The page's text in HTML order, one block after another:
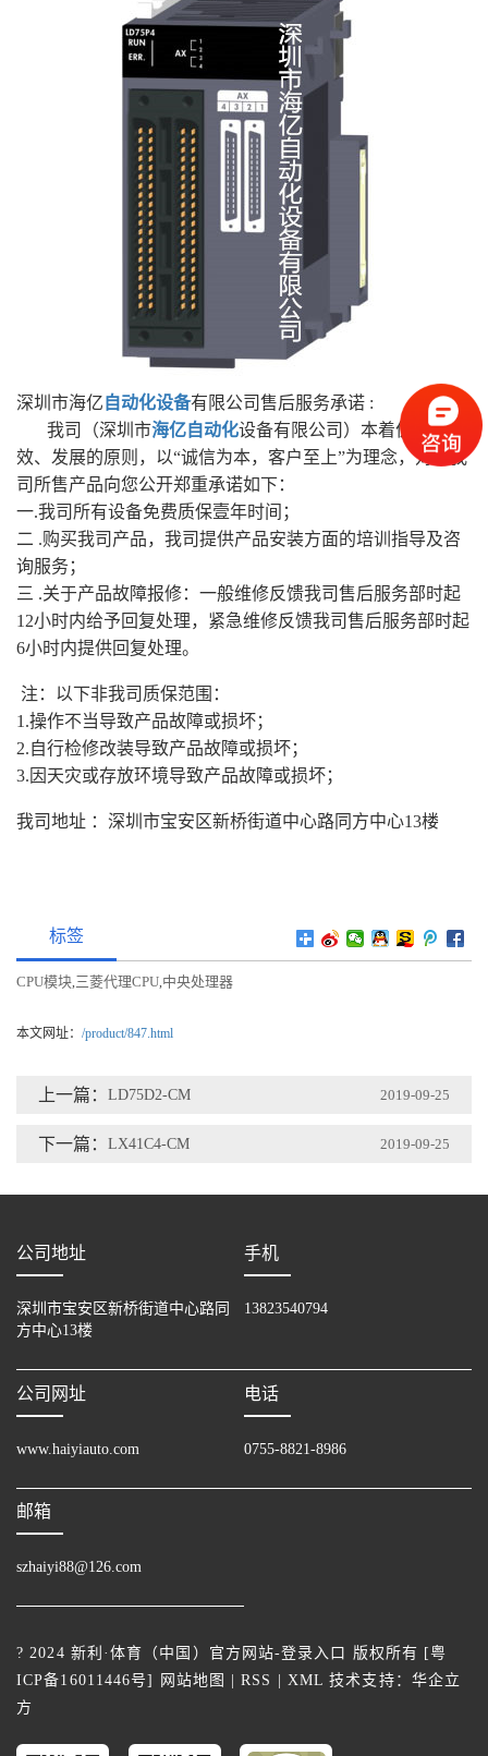
深圳市海亿 自动化设备有限公司售后服务承诺 :
我司（深圳市海亿自动化设备有限公司）本着优质、高
效、发展的原则，以“诚信为本，客户至上”为理念，对于我
司所售产品向您公开郑重承诺如下：
一.我司所有设备免费质保壹年时间；
二 .购买我司产品，我司提供产品安装方面的培训指导及咨
询服务；
三 .关于产品故障报修：一般维修反馈我司售后服务部时起
12小时内给予回复处理，紧急维修反馈我司售后服务部时起
6小时内提供回复处理。
注：以下非我司质保范围：
1.操作不当导致产品故障或损坏；
2.自行检修改装导致产品故障或损坏；
3.因天灾或存放环境导致产品故障或损坏；
我司地址 ：深圳市宝安区新桥街道中心路同方中心13楼
标签
CPU模块,三菱代理CPU,中央处理器
本文网址： /product/847.html
上一篇： LD75D2-CM 2019-09-25
下一篇： LX41C4-CM 2019-09-25
公司地址
深圳市宝安区新桥街道中心路同
方中心13楼
手机
13823540794
公司网址
www.haiyiauto.com
电话
0755-8821-8986
邮箱
szhaiyi88@126.com
? 2024 新利·体育（中国）官方网站-登录入口 版权所有 [粤
ICP备16011446号] 网站地图 |RSS XML 技术支持： 华企立
方